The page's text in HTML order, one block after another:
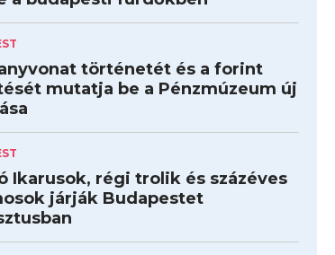
történetét és a forint
mutatja be a Pénzmúzeum új
Ikarusok, régi trolik és százéves
járják Budapestet